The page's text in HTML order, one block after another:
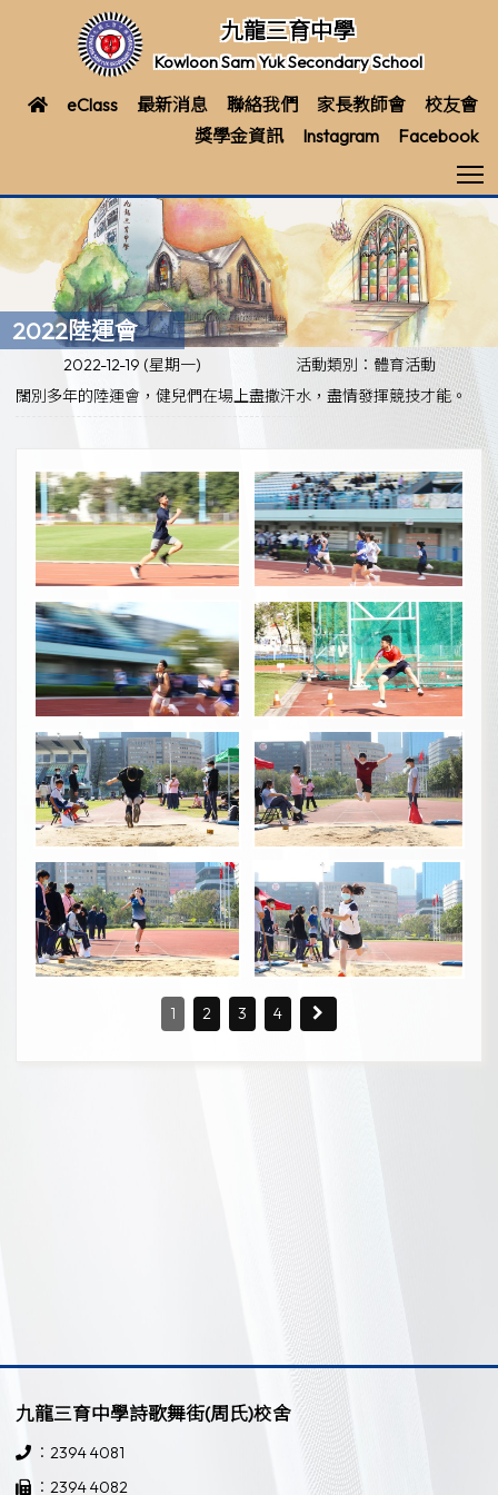
九龍三育中學
Kowloon Sam Yuk Secondary School
eClass 最新消息 聯絡我們 家長教師會
校友會
獎學金資訊
Instagram Facebook
2022陸運會
2022-12-19 (星期一)
活動類別：體育活動
闊別多年的陸運會，健兒們在場上盡撒汗水，盡情發揮競技才能。
1 2 3 4
九龍三育中學詩歌舞街(周氏)校舍
：2394 4081
：2394 4082